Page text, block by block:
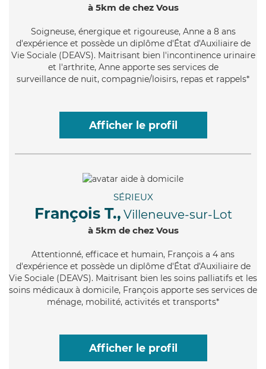
à 5km de chez Vous
Soigneuse, énergique et rigoureuse, Anne a 8 ans
d'expérience et possède un diplôme d'État d'Auxiliaire de
Vie Sociale (DEAVS). Maitrisant bien l'incontinence urinaire
et l'arthrite, Anne apporte ses services de
surveillance de nuit, compagnie/loisirs, repas et rappels*
Afficher le profil
SÉRIEUX
François T., Villeneuve-sur-Lot
à 5km de chez Vous
Attentionné, efficace et humain, François a 4 ans
d'expérience et possède un diplôme d'État d'Auxiliaire de
Vie Sociale (DEAVS). Maitrisant bien les soins palliatifs et les
soins médicaux à domicile, François apporte ses services de
ménage, mobilité, activités et transports*
Afficher le profil